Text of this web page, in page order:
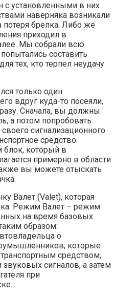
установленными в них
наверняка возникали
потеря брелка. Либо же
приходил в
Мы собрали всю
составить
тех, кто терпел неудачу
только один
вдруг куда-то посеяли,
Сначала, вы должны
а потом попробовать
сигнализационного
средство.
который в
примерно в области
вы можете отыскать
Валет (Valet), которая
Режим Валет – режим
на время базовых
образом:
о
которые
средством,
сигналов, а затем
при